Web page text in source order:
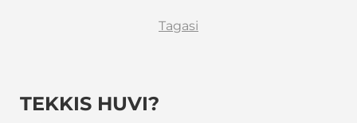
Tagasi
TEKKIS HUVI?